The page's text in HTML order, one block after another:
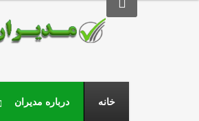
خانه درباره مديران